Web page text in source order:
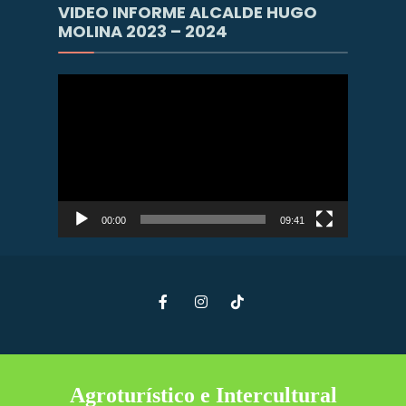
VIDEO INFORME ALCALDE HUGO
MOLINA 2023 – 2024
00:00 09:41
Agroturístico e Intercultural